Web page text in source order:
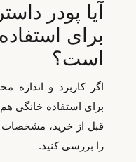
آیا پودر
برای
است؟
اگر کاربرد و اندازه
برای استفاده خانگی
قبل از خرید، مشخصات
را بررسی کنید.